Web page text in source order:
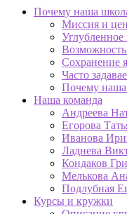
Почему наша
Миссия и
Углубленное
Возможность
Сохранение
Часто
Почему наша
Наша команда
Андреева
Егорова
Иванова
Ладнева
Кондаков
Мелькова
Подлубная
Курсы и кружки